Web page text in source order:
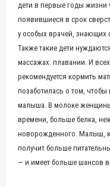
дети в первые годы
появившиеся в срок
у особых врачей, знающих
Также такие дети
массажах. плавании. И
рекомендуется кормить
позаботилась о том,
малыша. В молоке
времени, больше белка,
новорожденного. Малыш,
получит больше
— и имеет больше шансов